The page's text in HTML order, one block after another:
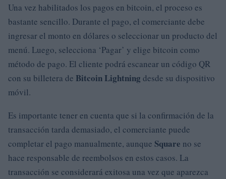
Una vez habilitados los pagos en bitcoin, el proceso es
bastante sencillo. Durante el pago, el comerciante debe
ingresar el monto en dólares o seleccionar un producto del
menú. Luego, selecciona ‘Pagar’ y elige bitcoin como
método de pago. El cliente podrá escanear un código QR
con su billetera de Bitcoin Lightning desde su dispositivo
móvil.
Es importante tener en cuenta que si la confirmación de la
transacción tarda demasiado, el comerciante puede
completar el pago manualmente, aunque Square no se
hace responsable de reembolsos en estos casos. La
transacción se considerará exitosa una vez que aparezca